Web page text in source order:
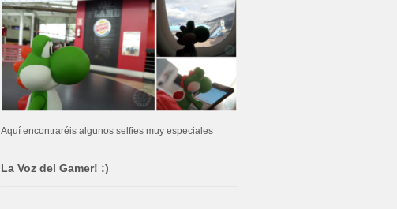
Aquí encontraréis algunos selfies muy especiales
La Voz del Gamer! :)